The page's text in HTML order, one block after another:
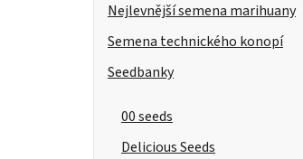
p
a
Nejlevnější semena marihuany
Semena technického konopí
Seedbanky
00 seeds
Delicious Seeds